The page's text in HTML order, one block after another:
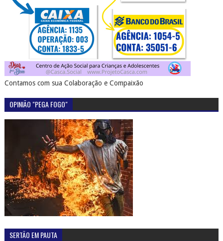
Contamos com sua Colaboração e Compaixão
OPINIÃO "PEGA FOGO"
SERTÃO EM PAUTA